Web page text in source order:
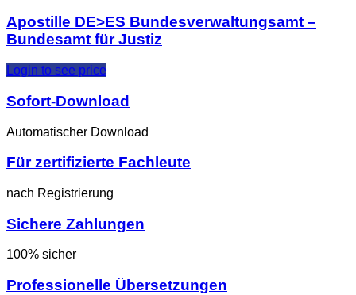
Apostille DE>ES Bundesverwaltungsamt –
Bundesamt für Justiz
Login to see price
Sofort-Download
Automatischer Download
Für zertifizierte Fachleute
nach Registrierung
Sichere Zahlungen
100% sicher
Professionelle Übersetzungen